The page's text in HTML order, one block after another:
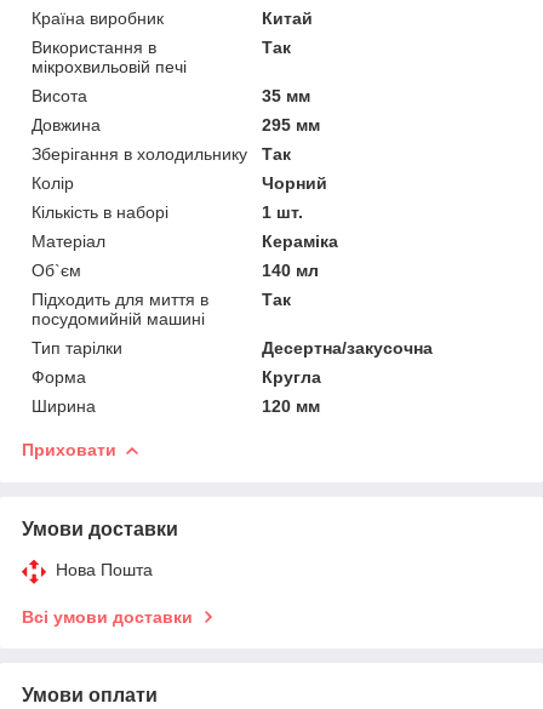
Країна виробник
Китай
Використання в
мікрохвильовій печі
Так
Висота
35 мм
Довжина
295 мм
Зберігання в холодильнику
Так
Колір
Чорний
Кількість в наборі
1 шт.
Матеріал
Кераміка
Об`єм
140 мл
Підходить для миття в
посудомийній машині
Так
Тип тарілки
Десертна/закусочна
Форма
Кругла
Ширина
120 мм
Приховати
Умови доставки
Нова Пошта
Всі умови доставки
Умови оплати